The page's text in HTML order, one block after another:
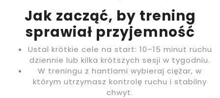
Jak zacząć, by trening
sprawiał przyjemność
Ustal krótkie cele na start: 10–15 minut ruchu
dziennie lub kilka krótszych sesji w tygodniu.
W treningu z hantlami wybieraj ciężar, w
którym utrzymasz kontrolę ruchu i stabilny
chwyt.